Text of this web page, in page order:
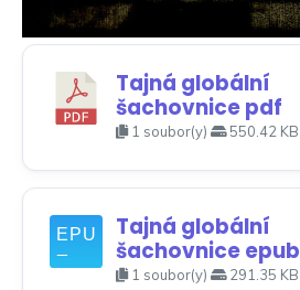
Tajná globální
šachovnice pdf
1 soubor(y) 550.42 KB
Tajná globální
šachovnice epub
1 soubor(y) 291.35 KB